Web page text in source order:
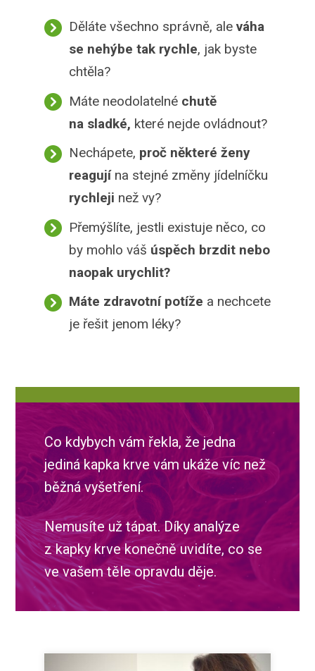
Děláte všechno správně, ale váha
se nehýbe tak rychle, jak byste
chtěla?
Máte neodolatelné chutě
na sladké, které nejde ovládnout?
Nechápete, proč některé ženy
reagujína stejné změny jídelníčku
rychleji než vy?
Přemýšlíte, jestli existuje něco, co
by mohlo váš úspěch brzdit nebo
naopak urychlit?
Máte zdravotní potíže a nechcete
je řešit jenom léky?
Co kdybych vám řekla, že jedna
jediná kapka krve vám ukáže víc než
běžná vyšetření.
Nemusíte už tápat. Díky analýze
z kapky krve konečně uvidíte, co se
ve vašem těle opravdu děje.